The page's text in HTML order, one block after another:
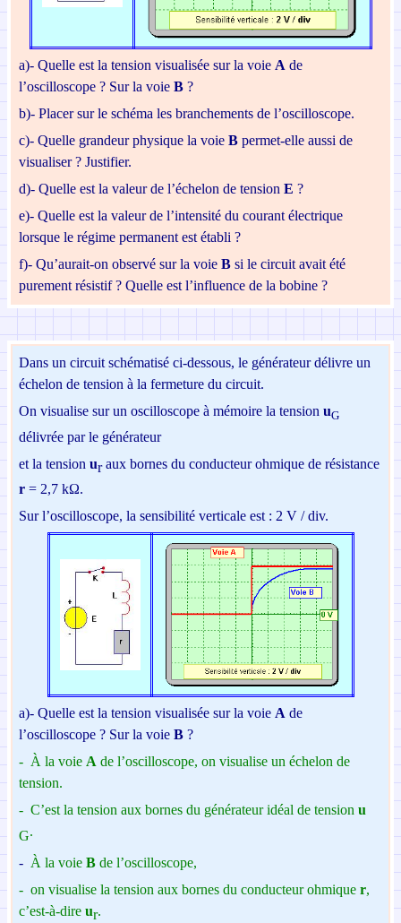
a)- Quelle est la tension visualisée sur la voie A de
l’oscilloscope ? Sur la voie B ?
b)- Placer sur le schéma les branchements de l’oscilloscope.
c)- Quelle grandeur physique la voie B permet-elle aussi de
visualiser ? Justifier.
d)- Quelle est la valeur de l’échelon de tension E ?
e)- Quelle est la valeur de l’intensité du courant électrique
lorsque le régime permanent est établi ?
f)- Qu’aurait-on observé sur la voie B si le circuit avait été
purement résistif ? Quelle est l’influence de la bobine ?
Dans un circuit schématisé ci-dessous, le générateur délivre un
échelon de tension à la fermeture du circuit.
On visualise sur un oscilloscope à mémoire la tension uG
délivrée par le générateur
et la tension uraux bornes du conducteur ohmique de résistance
r = 2,7 kΩ.
Sur l’oscilloscope, la sensibilité verticale est : 2 V / div.
a)- Quelle est la tension visualisée sur la voie A de
l’oscilloscope ? Sur la voie B ?
- À la voie A de l’oscilloscope, on visualise un échelon de
tension.
- C’est la tension aux bornes du générateur idéal de tension u
G.
- À la voie B de l’oscilloscope,
- on visualise la tension aux bornes du conducteur ohmique r,
c’est-à-dire ur.